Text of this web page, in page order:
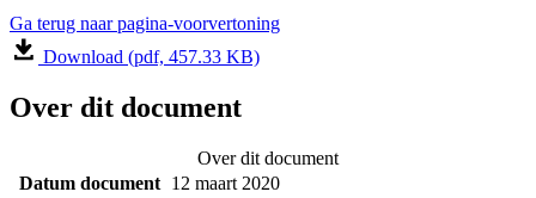
Ga terug naar pagina-voorvertoning
Download (pdf, 457.33 KB)
Over dit document
Over dit document
Datum document 12 maart 2020